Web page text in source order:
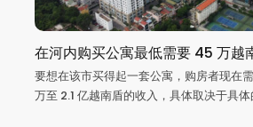
在河内购买公寓最低需要 45 万越
要想在该市买得起一套公寓，购房者现在
万至 2.1 亿越南盾的收入，具体取决于具体